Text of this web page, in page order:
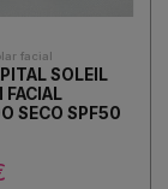
facial
SOLEIL
FACIAL
SECO SPF50